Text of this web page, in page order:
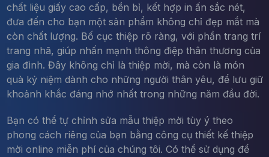
chất liệu giấy cao cấp, bền bỉ, kết hợp in ấn sắc nét,
đưa đến cho bạn một sản phẩm không chỉ đẹp mắt mà
còn chất lượng. Bố cục thiệp rõ ràng, với phần trang trí
trang nhã, giúp nhấn mạnh thông điệp thân thương của
gia đình. Đây không chỉ là thiệp mời, mà còn là món
quà kỷ niệm dành cho những người thân yêu, để lưu giữ
khoảnh khắc đáng nhớ nhất trong những năm đầu đời.
Bạn có thể tự chỉnh sửa mẫu thiệp mời tùy ý theo
phong cách riêng của bạn bằng công cụ thiết kế thiệp
mời online miễn phí của chúng tôi. Có thể sử dụng để